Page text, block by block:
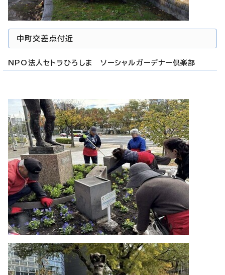
中町交差点付近
NPO法人セトラひろしま ソーシャルガーデナー倶楽部